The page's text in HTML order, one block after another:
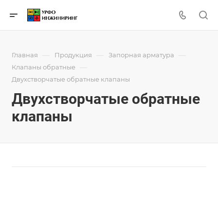
Главная — Продукция — Запорная арматура —
Клапаны обратные —
Двухстворчатые обратные клапаны
Двухстворчатые обратные
клапаны